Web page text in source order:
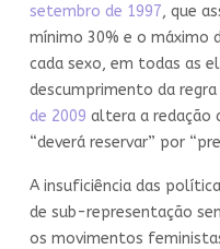
setembro de 1997, que
mínimo 30% e o máximo
cada sexo, em todas as
descumprimento da
de 2009 altera a redação
“deverá reservar” por
A insuficiência das
de sub-representação
os movimentos